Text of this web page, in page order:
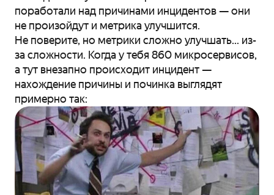
поработали над причинами инцидентов — они
не произойдут и метрика улучшится.
Не поверите, но метрики сложно улучшать... из-
за сложности. Когда у тебя 860 микросервисов,
а тут внезапно происходит инцидент —
нахождение причины и починка выглядят
примерно так: